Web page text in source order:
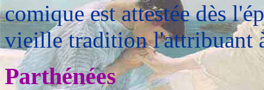
comique est attestée dès
vieille tradition l'attribuant
Parthénées